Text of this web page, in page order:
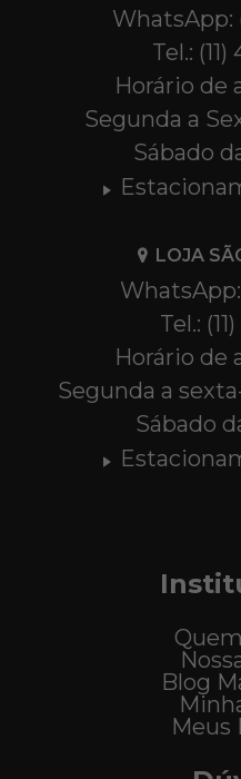
WhatsApp:
Tel.:
Horário de
Segunda a
Sábado
LOJA
WhatsApp:
Tel.:
Horário de
Segunda a
Sábado
Blog
Meus